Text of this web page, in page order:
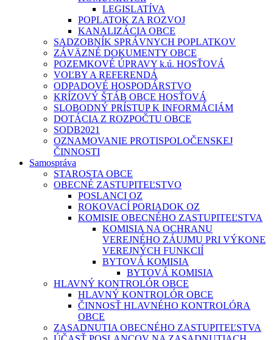
LEGISLATÍVA
POPLATOK ZA ROZVOJ
KANALIZÁCIA OBCE
SADZOBNÍK SPRÁVNYCH POPLATKOV
ZÁVÄZNÉ DOKUMENTY OBCE
POZEMKOVÉ ÚPRAVY k.ú. HOSŤOVÁ
VOĽBY A REFERENDÁ
ODPADOVÉ HOSPODÁRSTVO
KRÍZOVÝ ŠTÁB OBCE HOSŤOVÁ
SLOBODNÝ PRÍSTUP K INFORMÁCIÁM
DOTÁCIA Z ROZPOČTU OBCE
SODB2021
OZNAMOVANIE PROTISPOLOČENSKEJ
ČINNOSTI
Samospráva
STAROSTA OBCE
OBECNÉ ZASTUPITEĽSTVO
POSLANCI OZ
ROKOVACÍ PORIADOK OZ
KOMISIE OBECNÉHO ZASTUPITEĽSTVA
KOMISIA NA OCHRANU
VEREJNÉHO ZÁUJMU PRI VÝKONE
VEREJNÝCH FUNKCIÍ
BYTOVÁ KOMISIA
BYTOVÁ KOMISIA
HLAVNÝ KONTROLÓR OBCE
HLAVNÝ KONTROLÓR OBCE
ČINNOSŤ HLAVNÉHO KONTROLÓRA
OBCE
ZASADNUTIA OBECNÉHO ZASTUPITEĽSTVA